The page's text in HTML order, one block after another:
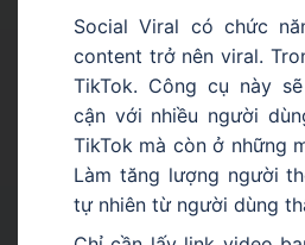
Social Viral có chức
content trở nên viral.
TikTok. Công cụ này
cận với nhiều người
TikTok mà còn ở những
Làm tăng lượng người
tự nhiên từ người dùng